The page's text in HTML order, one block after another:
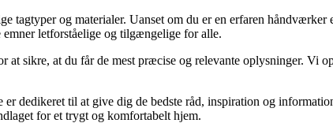
og materialer. Uanset om du er en erfaren håndværker
letforståelige og tilgængelige for alle.
at sikre, at du får de mest præcise og relevante oplysninger. Vi
dedikeret til at give dig de bedste råd, inspiration og
for et trygt og komfortabelt hjem.